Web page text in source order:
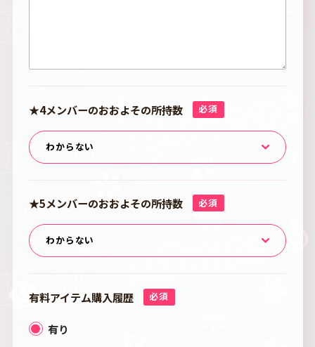
★4メンバーのおおよその所持数 必須
★5メンバーのおおよその所持数 必須
有料アイテム購入履歴 必須
有り